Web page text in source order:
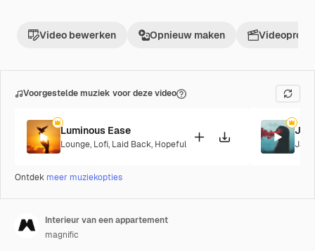
Video bewerken Opnieuw maken
Voorgestelde muziek voor deze video
Luminous Ease
Lounge, Lofi, Laid Back, Hopeful Jazz
Ontdek meer muziekopties
Interieur van een appartement
magnific